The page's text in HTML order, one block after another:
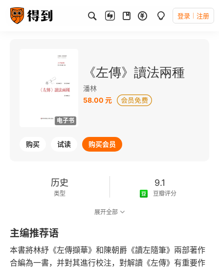
登录 注册
电子书
《左傳》讀法兩種
潘林
58.00 元
购买 试读 购买会员
历史
类型
9.1
豆瓣评分
2018-11-01
发行日期
展开全部
主编推荐语
本書將林紓《左傳擷華》和陳朝爵《讀左隨筆》兩部著作
合編為一書，并對其進行校注，對解讀《左傳》有重要作